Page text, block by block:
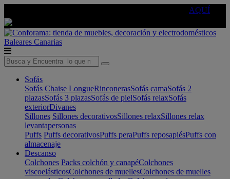
AQUÍ
Baleares Canarias
Sofás
Sofás Chaise LongueRinconerasSofás camaSofás 2
plazasSofás 3 plazasSofás de pielSofás relaxSofás
exteriorDivanes
Sillones Sillones decorativosSillones relaxSillones relax
levantapersonas
Puffs Puffs decorativosPuffs peraPuffs reposapiésPuffs con
almacenaje
Descanso
Colchones Packs colchón y canapéColchones
viscoelásticosColchones de muellesColchones de muelles